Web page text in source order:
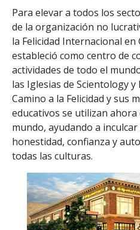
Para elevar a todos los
de la organización no
la Felicidad Internacional en
estableció como centro de
actividades de todo el
las Iglesias de Scientology
Camino a la Felicidad y sus
educativos se utilizan
mundo, ayudando a
honestidad, confianza y
todas las culturas.